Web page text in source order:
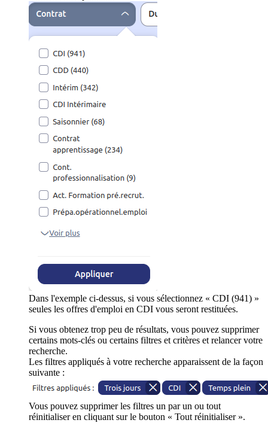
Dans l'exemple ci-dessus, si vous sélectionnez « CDI (941) »
seules les offres d'emploi en CDI vous seront restituées.
Si vous obtenez trop peu de résultats, vous pouvez supprimer
certains mots-clés ou certains filtres et critères et relancer votre
recherche.
Les filtres appliqués à votre recherche apparaissent de la façon
suivante :
Vous pouvez supprimer les filtres un par un ou tout
réinitialiser en cliquant sur le bouton « Tout réinitialiser ».